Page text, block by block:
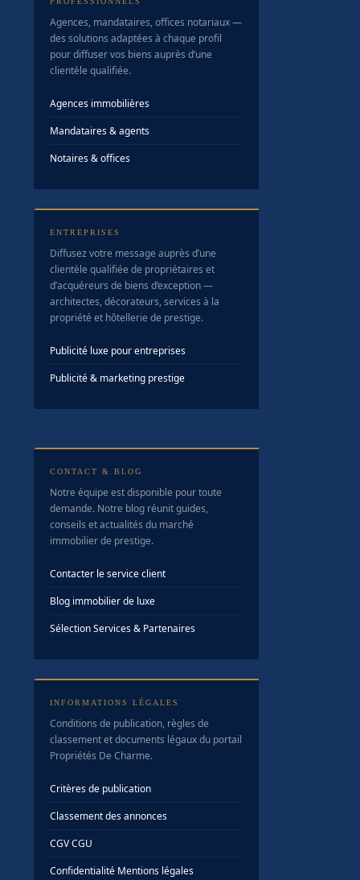
Agences, mandataires, offices notariaux —
des solutions adaptées à chaque profil
pour diffuser vos biens auprès d’une
clientèle qualifiée.
Agences immobilières
Mandataires & agents
Notaires & offices
ENTREPRISES
Diffusez votre message auprès d’une
clientèle qualifiée de propriétaires et
d’acquéreurs de biens d’exception —
architectes, décorateurs, services à la
propriété et hôtellerie de prestige.
Publicité luxe pour entreprises
Publicité & marketing prestige
CONTACT & BLOG
Notre équipe est disponible pour toute
demande. Notre blog réunit guides,
conseils et actualités du marché
immobilier de prestige.
Contacter le service client
Blog immobilier de luxe
Sélection Services & Partenaires
INFORMATIONS LÉGALES
Conditions de publication, règles de
classement et documents légaux du portail
Propriétés De Charme.
Critères de publication
Classement des annonces
CGV·CGU
Confidentialité·Mentions légales